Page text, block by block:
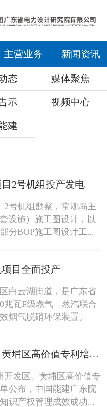
主营业务 新闻资讯
态 媒体聚焦
示 视频中心
建
2号机组投产发电
2号机组勘察，常规岛主
设施）施工图设计，以
分BOP施工图设计工...
目全面投产
白云湖街道，是广东省
兆瓦F级燃气—蒸汽联合
烟气脱硝环保装置。
广东院入选广州开发区、黄埔区高价值专利培育布局中心建设单位
开发区、黄埔区高价值专
公布，中国能建广东院
识产权管理成效成功...